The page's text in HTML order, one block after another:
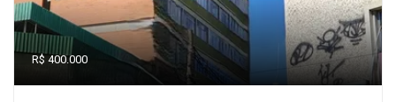
R$ 400.000